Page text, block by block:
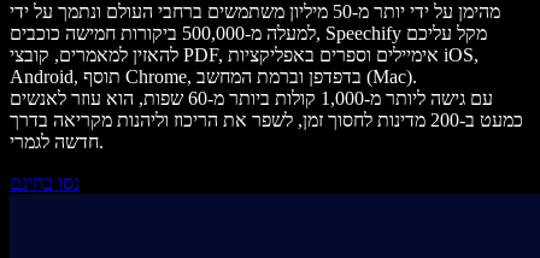
מהימן על ידי יותר מ-50 מיליון משתמשים ברחבי העולם ונתמך על ידי
למעלה מ-500,000 ביקורות חמישה כוכבים, Speechify מקל עליכם
להאזין למאמרים, קובצי PDF, אימיילים וספרים באפליקציות iOS,
Android, תוסף Chrome, בדפדפן וברמת המחשב (Mac).
עם גישה ליותר מ-1,000 קולות ביותר מ-60 שפות, הוא עוזר לאנשים
כמעט ב-200 מדינות לחסוך זמן, לשפר את הריכוז וליהנות מקריאה בדרך
חדשה לגמרי.
נסו בחינם